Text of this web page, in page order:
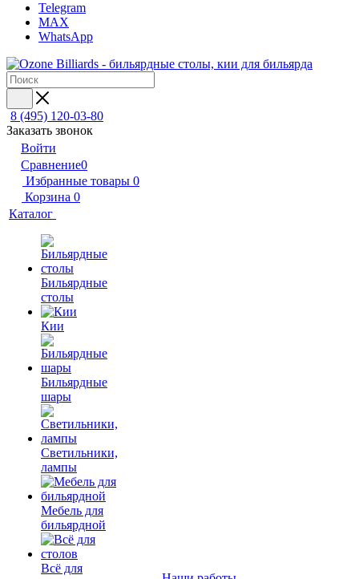
Telegram
MAX
WhatsApp
8 (495) 120-03-80
Заказать звонок
Войти
Сравнение0
Избранные товары 0
Корзина 0
Каталог
Бильярдные
столы
Кии
Бильярдные
шары
Светильники,
лампы
Мебель для
бильярдной
Всё для